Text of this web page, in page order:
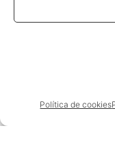
Política de cookies